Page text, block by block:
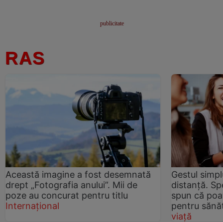
RAS
Această imagine a fost desemnată
drept „Fotografia anului”. Mii de
poze au concurat pentru titlu
Internațional
Gestul
distanță.
spun că
pentru
viață